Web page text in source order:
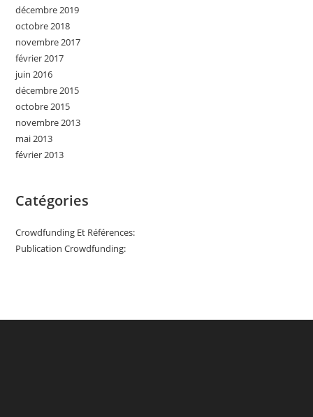
décembre 2019
octobre 2018
novembre 2017
février 2017
juin 2016
décembre 2015
octobre 2015
novembre 2013
mai 2013
février 2013
Catégories
Crowdfunding Et Références:
Publication Crowdfunding: